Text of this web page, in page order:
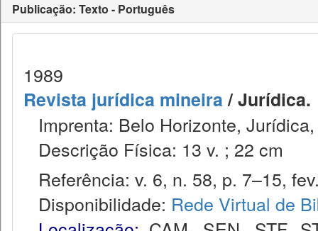
Publicação: Texto - Português
1989
Revista jurídica mineira/ Jurídica.
Imprenta: Belo Horizonte,
Descrição Física: 13 v. ; 22 cm
Referência: v. 6, n. 58, p. 7–15,
Disponibilidade: Rede Virtual de